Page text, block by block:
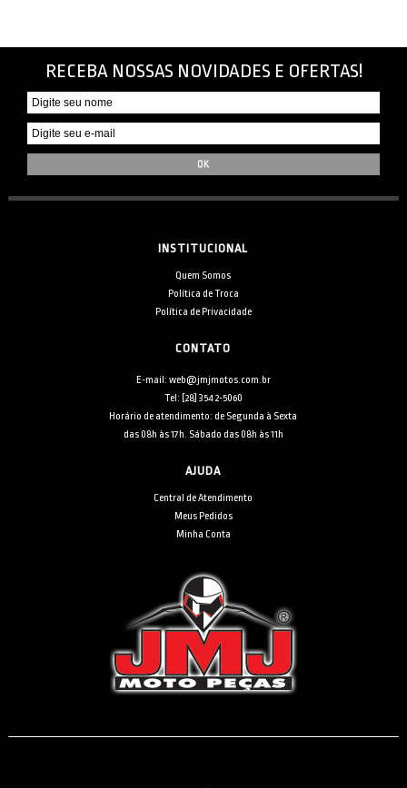
RECEBA NOSSAS NOVIDADES E OFERTAS!
INSTITUCIONAL
Quem Somos
Política de Troca
Política de Privacidade
CONTATO
E-mail: web@jmjmotos.com.br
Tel: [28] 3542-5060
Horário de atendimento: de Segunda à Sexta
das 08h às 17h. Sábado das 08h às 11h
AJUDA
Central de Atendimento
Meus Pedidos
Minha Conta